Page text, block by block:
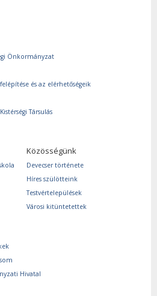
Önkormányzat
és az elérhetőségeik
Társulás
Közösségünk
Devecser története
Híres szülötteink
Testvértelepülések
Városi kitüntetettek
Hivatal